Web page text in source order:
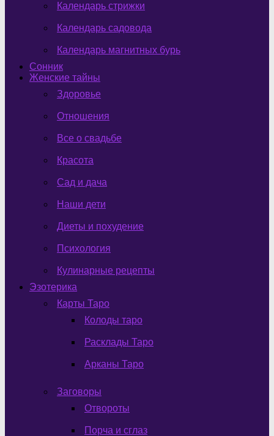
Календарь стрижки
Календарь садовода
Календарь магнитных бурь
Сонник
Женские тайны
Здоровье
Отношения
Все о свадьбе
Красота
Сад и дача
Наши дети
Диеты и похудение
Психология
Кулинарные рецепты
Эзотерика
Карты Таро
Колоды таро
Расклады Таро
Арканы Таро
Заговоры
Отвороты
Порча и сглаз